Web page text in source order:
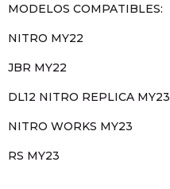
MODELOS COMPATIBLES:
NITRO MY22
JBR MY22
DL12 NITRO REPLICA MY23
NITRO WORKS MY23
RS MY23